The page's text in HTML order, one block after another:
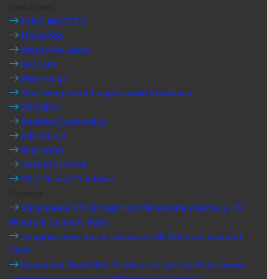
PULP MASTER
NovaSklo
Медична Зірка
DOC.UA
Мій Лікар
Житомирський картонний комбінат
BEEHIVE
Beehive Cosmetics
ЕФІ-АГРО
ФІДНОВА
SEM ECOPACK
Blue Ocean Solutions
Засновник EFI Group Ігор Ліскі взяв участь у HR
Wisdom Summit 2026
Запрошуємо вас 8 липня на HR Wisdom Summit
2026!
Компанія NovaSklo Trade стає дистриб’ютором